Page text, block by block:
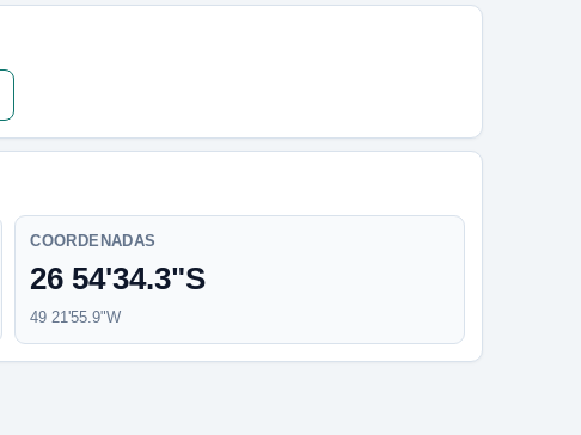
COORDENADAS
26 54'34.3"S
49 21'55.9"W